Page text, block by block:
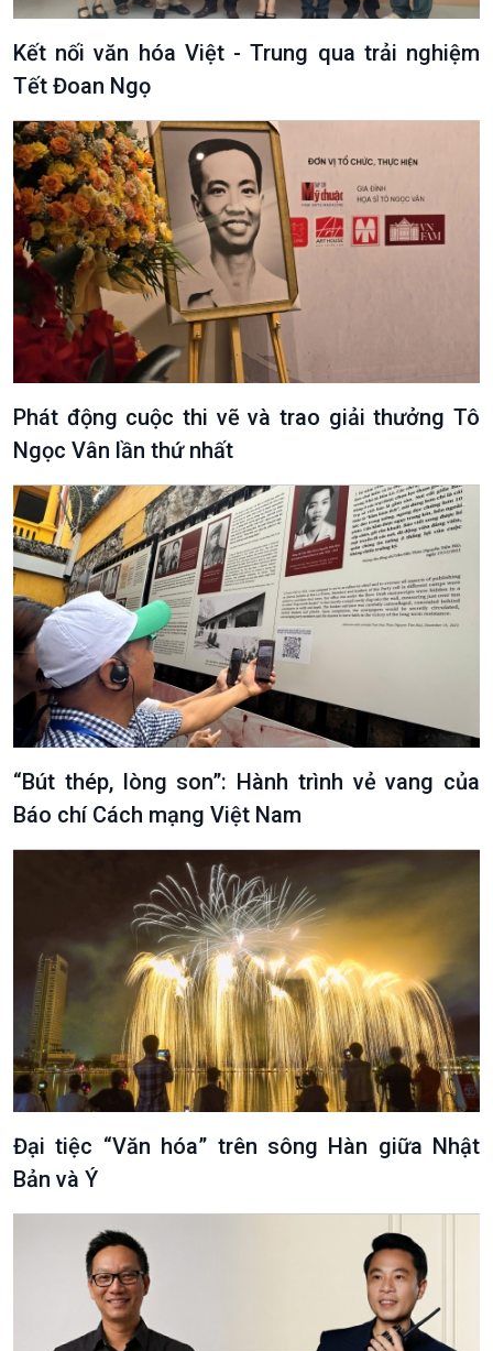
Podcast
Góc nhìn VOV1
Bình luận
10 phút Sự kiện - Luận bàn
Câu chuyện thời sự
Dòng chảy sự kiện
Diễn đàn chủ nhật
Kết nối văn hóa Việt - Trung qua trải nghiệm
Tết Đoan Ngọ
Phát động cuộc thi vẽ và trao giải thưởng Tô
Ngọc Vân lần thứ nhất
“Bút thép, lòng son”: Hành trình vẻ vang của
Báo chí Cách mạng Việt Nam
Đại tiệc “Văn hóa” trên sông Hàn giữa Nhật
Bản và Ý